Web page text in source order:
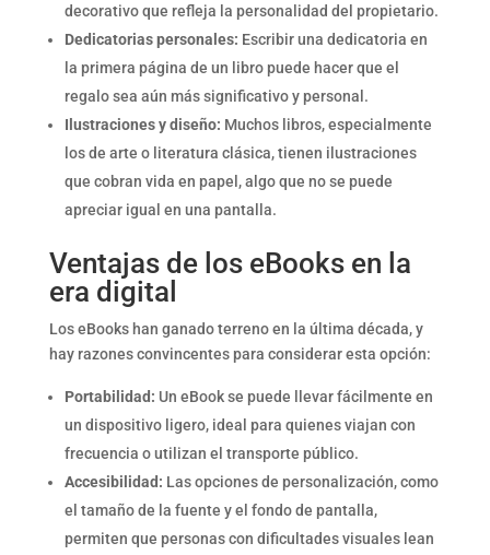
decorativo que refleja la personalidad del propietario.
Dedicatorias personales: Escribir una dedicatoria en
la primera página de un libro puede hacer que el
regalo sea aún más significativo y personal.
Ilustraciones y diseño: Muchos libros, especialmente
los de arte o literatura clásica, tienen ilustraciones
que cobran vida en papel, algo que no se puede
apreciar igual en una pantalla.
Ventajas de los eBooks en la
era digital
Los eBooks han ganado terreno en la última década, y
hay razones convincentes para considerar esta opción:
Portabilidad: Un eBook se puede llevar fácilmente en
un dispositivo ligero, ideal para quienes viajan con
frecuencia o utilizan el transporte público.
Accesibilidad: Las opciones de personalización, como
el tamaño de la fuente y el fondo de pantalla,
permiten que personas con dificultades visuales lean